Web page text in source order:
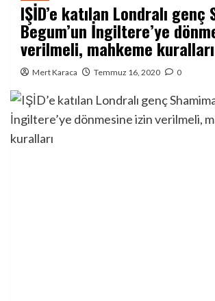
IŞİD’e katılan Londralı genç
Begum’un İngiltere’ye
verilmeli, mahkeme kuralları
Mert Karaca Temmuz 16, 2020 0